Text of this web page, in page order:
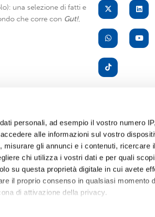
personali, ad esempio il vostro numero
alle informazioni sul vostro
gli annunci e i contenuti, ricercare
chi utilizza i vostri dati e per quali
su questa proprietà digitale in cui avete
il proprio consenso in qualsiasi momento
di attivazione della privacy.
una selezione di fatti e
che corre con Gut!,